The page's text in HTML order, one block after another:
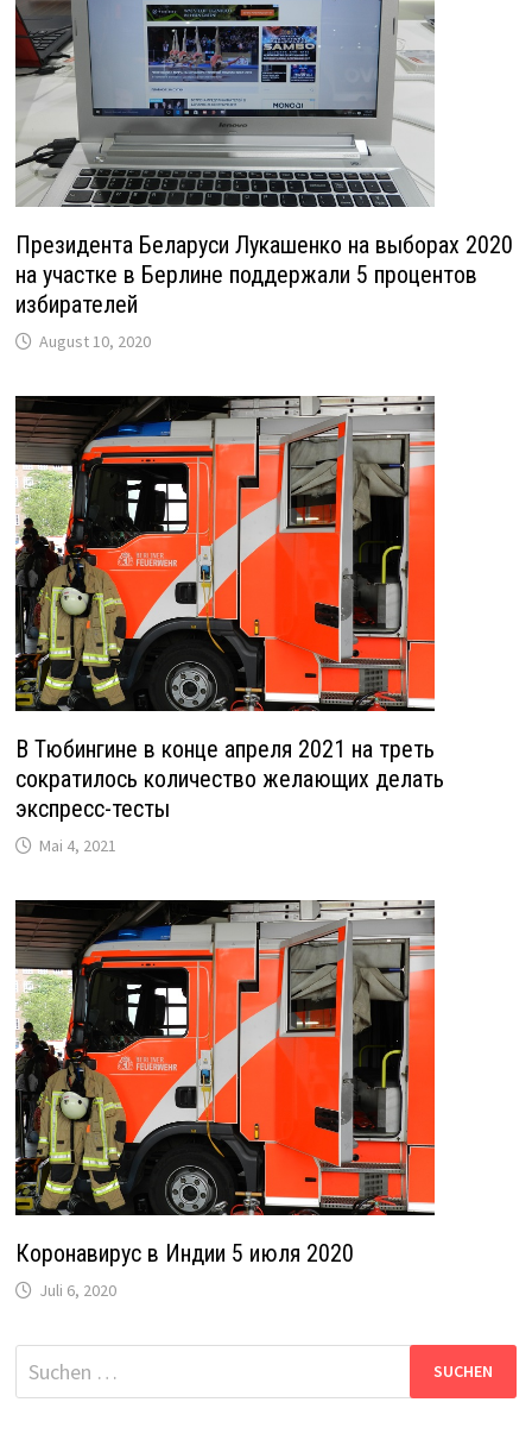
Президента Беларуси Лукашенко на выборах 2020
на участке в Берлине поддержали 5 процентов
избирателей
August 10, 2020
В Тюбингине в конце апреля 2021 на треть
сократилось количество желающих делать
экспресс-тесты
Mai 4, 2021
Коронавирус в Индии 5 июля 2020
Juli 6, 2020
Suche
nach: